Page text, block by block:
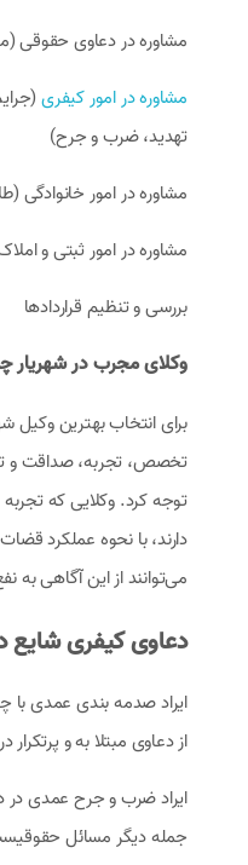
مشاوره در دعاوی حقوقی
مشاوره در امور کیفری
تهدید، ضرب و جرح)
مشاوره در امور خانوادگی
مشاوره در امور ثبتی و
بررسی و تنظیم قراردادها
وکلای مجرب در شهریار
برای انتخاب بهترین وکیل
تخصص، تجربه، صداقت و
توجه کرد. وکلایی که تجربه
دارند، با نحوه عملکرد
می‌توانند از این آگاهی به
دعاوی کیفری شایع
ایراد صدمه بندی عمدی با
از دعاوی مبتلا به و
ایراد ضرب و جرح عمدی در
جمله دیگر مسائل